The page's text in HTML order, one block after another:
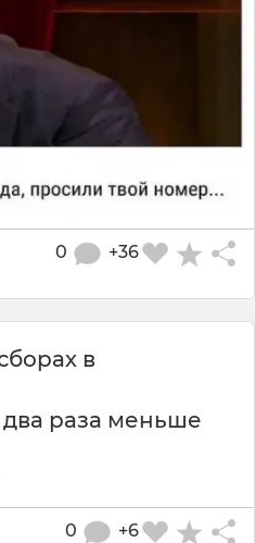
+36
0
в
два раза меньше
+6
0